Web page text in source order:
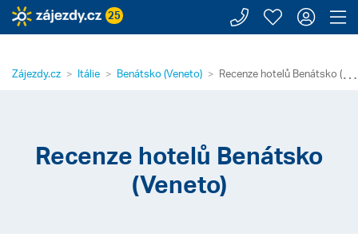
25 Zavolejte
Moje
⋯
Zájezdy.cz Itálie Benátsko (Veneto) Recenze hotelů Benátsko
Recenze hotelů Benátsko
(Veneto)